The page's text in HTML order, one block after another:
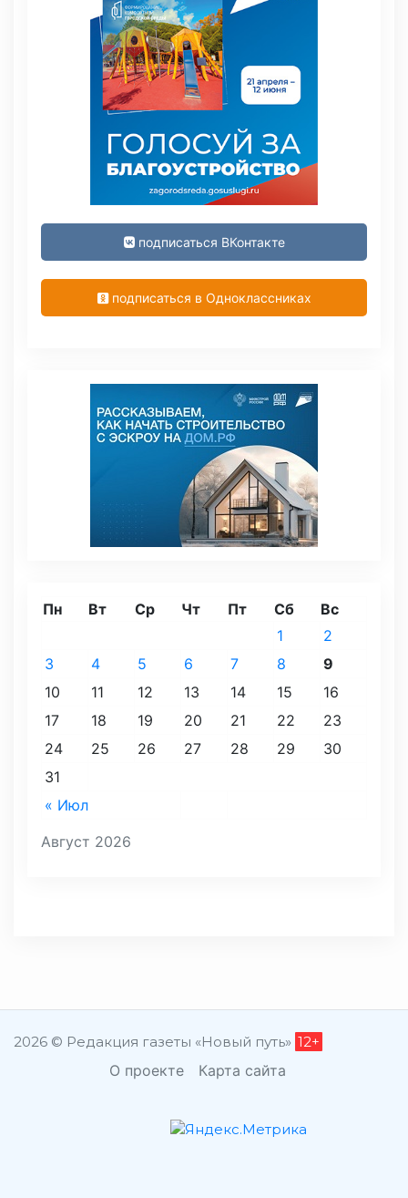
подписаться ВКонтакте
подписаться в Одноклассниках
Август 2026
Пн Вт Ср Чт Пт Сб Вс
« Июл
1
2
3
4 5 6 7 8
9
10
11 12 13 14 15
16
17
18 19 20 21 22
23
24
25 26 27 28 29
30
31
2026 © Редакция газеты «Новый путь» 12+
О проекте Карта сайта